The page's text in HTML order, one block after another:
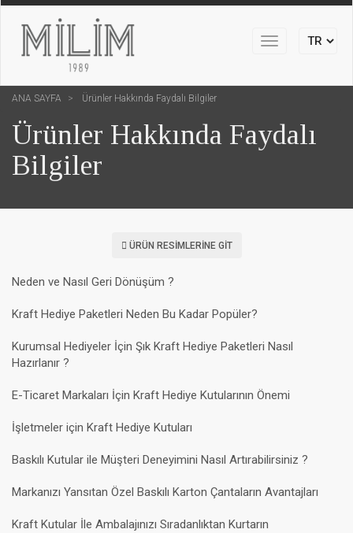
Toggle
ANA SAYFA Ürünler Hakkında Faydalı Bilgiler
Ürünler Hakkında Faydalı
Bilgiler
ÜRÜN RESIMLERINE GIT
Neden ve Nasıl Geri Dönüşüm ?
Kraft Hediye Paketleri Neden Bu Kadar Popüler?
Kurumsal Hediyeler İçin Şık Kraft Hediye Paketleri Nasıl
Hazırlanır ?
E-Ticaret Markaları İçin Kraft Hediye Kutularının Önemi
İşletmeler için Kraft Hediye Kutuları
Baskılı Kutular ile Müşteri Deneyimini Nasıl Artırabilirsiniz ?
Markanızı Yansıtan Özel Baskılı Karton Çantaların Avantajları
Kraft Kutular İle Ambalajınızı Sıradanlıktan Kurtarın